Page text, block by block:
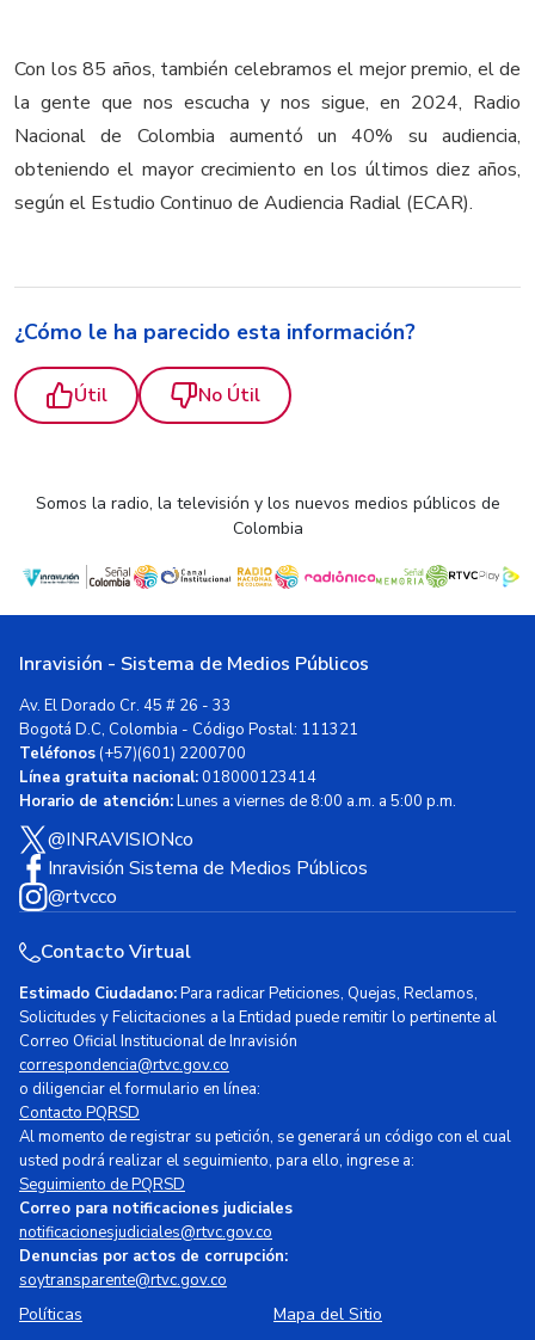
Con los 85 años, también celebramos el mejor premio, el de
la gente que nos escucha y nos sigue, en 2024, Radio
Nacional de Colombia aumentó un 40% su audiencia,
obteniendo el mayor crecimiento en los últimos diez años,
según el Estudio Continuo de Audiencia Radial (ECAR).
¿Cómo le ha parecido esta información?
Útil No Útil
Somos la radio, la televisión y los nuevos medios públicos de
Colombia
Inravisión - Sistema de Medios Públicos
Av. El Dorado Cr. 45 # 26 - 33
Bogotá D.C, Colombia - Código Postal: 111321
Teléfonos(+57)(601) 2200700
Línea gratuita nacional:018000123414
Horario de atención:Lunes a viernes de 8:00 a.m. a 5:00 p.m.
@INRAVISIONco
Inravisión Sistema de Medios Públicos
@rtvcco
Contacto Virtual
Estimado Ciudadano:Para radicar Peticiones, Quejas, Reclamos,
Solicitudes y Felicitaciones a la Entidad puede remitir lo pertinente al
Correo Oficial Institucional de Inravisión
correspondencia@rtvc.gov.co
o diligenciar el formulario en línea:
Contacto PQRSD
Al momento de registrar su petición, se generará un código con el cual
usted podrá realizar el seguimiento, para ello, ingrese a:
Seguimiento de PQRSD
Correo para notificaciones judiciales
notificacionesjudiciales@rtvc.gov.co
Denuncias por actos de corrupción:
soytransparente@rtvc.gov.co
Políticas
Mapa del Sitio